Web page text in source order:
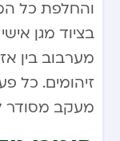
והחלפת כל
בציוד מגן
מערבוב בין
זיהומים. כל
מעקב מסודר